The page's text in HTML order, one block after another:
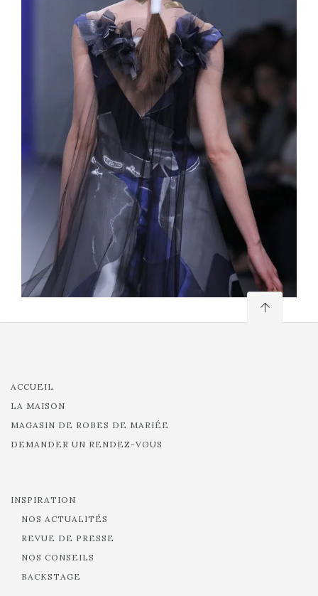
ACCUEIL
LA MAISON
MAGASIN DE ROBES DE MARIÉE
DEMANDER UN RENDEZ-VOUS
INSPIRATION
NOS ACTUALITÉS
REVUE DE PRESSE
NOS CONSEILS
BACKSTAGE